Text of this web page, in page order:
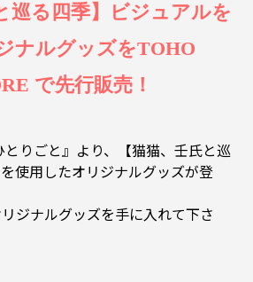
巡る四季】ビジュアルを
ナルグッズをTOHO
で先行販売！
りごと』より、【猫猫、壬氏と巡
使用したオリジナルグッズが登
ジナルグッズを手に入れて下さ